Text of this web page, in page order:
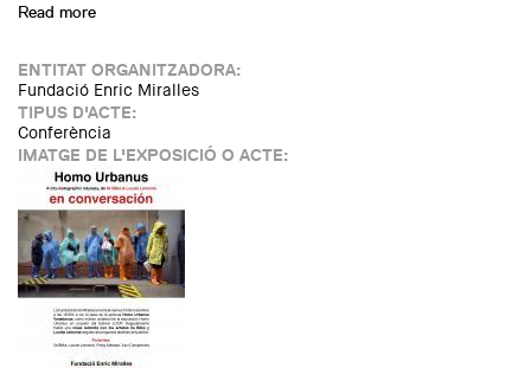
Read more
ENTITAT ORGANITZADORA:
Fundació Enric Miralles
TIPUS D'ACTE:
Conferència
IMATGE DE L'EXPOSICIÓ O ACTE: